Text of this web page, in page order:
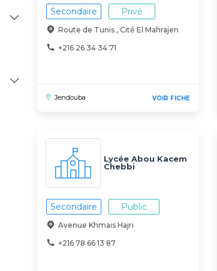
Secondaire Privé
Route de Tunis , Cité El Mahrajen
+216 26 34 34 71
Jendouba VOIR FICHE
Lycée Abou Kacem
Chebbi
Ghardimaou
Secondaire Public
Avenue Khmais Hajri
+216 78 66 13 87